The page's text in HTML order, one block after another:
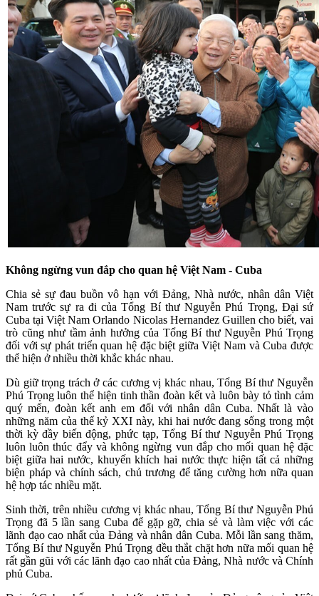
Không ngừng vun đắp cho quan hệ Việt Nam - Cuba
Chia sẻ sự đau buồn vô hạn với Đảng, Nhà nước, nhân dân Việt
Nam trước sự ra đi của Tổng Bí thư Nguyễn Phú Trọng, Đại sứ
Cuba tại Việt Nam Orlando Nicolas Hernandez Guillen cho biết, vai
trò cũng như tầm ảnh hưởng của Tổng Bí thư Nguyễn Phú Trọng
đối với sự phát triển quan hệ đặc biệt giữa Việt Nam và Cuba được
thể hiện ở nhiều thời khắc khác nhau.
Dù giữ trọng trách ở các cương vị khác nhau, Tổng Bí thư Nguyễn
Phú Trọng luôn thể hiện tinh thần đoàn kết và luôn bày tỏ tình cảm
quý mến, đoàn kết anh em đối với nhân dân Cuba. Nhất là vào
những năm của thế kỷ XXI này, khi hai nước đang sống trong một
thời kỳ đầy biến động, phức tạp, Tổng Bí thư Nguyễn Phú Trọng
luôn luôn thúc đẩy và không ngừng vun đắp cho mối quan hệ đặc
biệt giữa hai nước, khuyến khích hai nước thực hiện tất cả những
biện pháp và chính sách, chủ trương để tăng cường hơn nữa quan
hệ hợp tác nhiều mặt.
Sinh thời, trên nhiều cương vị khác nhau, Tổng Bí thư Nguyễn Phú
Trọng đã 5 lần sang Cuba để gặp gỡ, chia sẻ và làm việc với các
lãnh đạo cao nhất của Đảng và nhân dân Cuba. Mỗi lần sang thăm,
Tổng Bí thư Nguyễn Phú Trọng đều thắt chặt hơn nữa mối quan hệ
rất gần gũi với các lãnh đạo cao nhất của Đảng, Nhà nước và Chính
phủ Cuba.